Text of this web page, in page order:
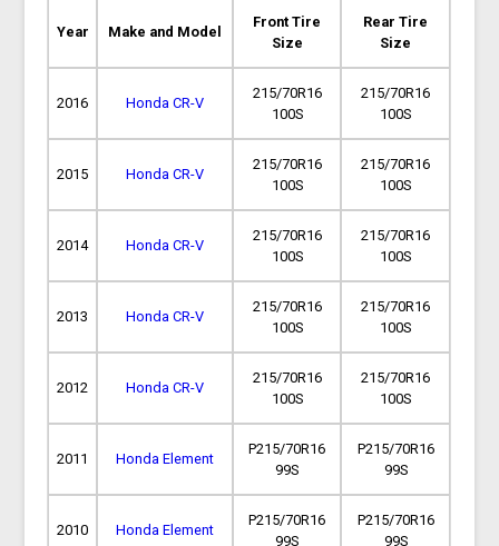
Year Make and Model
Front Tire
Size
Rear Tire
Size
2016 Honda CR-V
215/70R16
100S
215/70R16
100S
2015 Honda CR-V
215/70R16
100S
215/70R16
100S
2014 Honda CR-V
215/70R16
100S
215/70R16
100S
2013 Honda CR-V
215/70R16
100S
215/70R16
100S
2012 Honda CR-V
215/70R16
100S
215/70R16
100S
2011 Honda Element
P215/70R16
99S
P215/70R16
99S
2010 Honda Element
P215/70R16
99S
P215/70R16
99S